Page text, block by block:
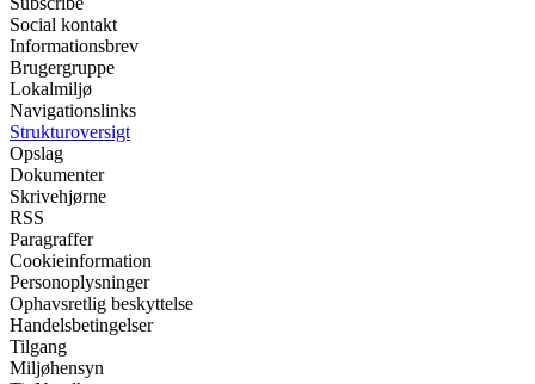
Social kontakt
Informationsbrev
Brugergruppe
Lokalmiljø
Navigationslinks
Strukturoversigt
Opslag
Dokumenter
Skrivehjørne
RSS
Paragraffer
Cookieinformation
Personoplysninger
Ophavsretlig beskyttelse
Handelsbetingelser
Tilgang
Miljøhensyn